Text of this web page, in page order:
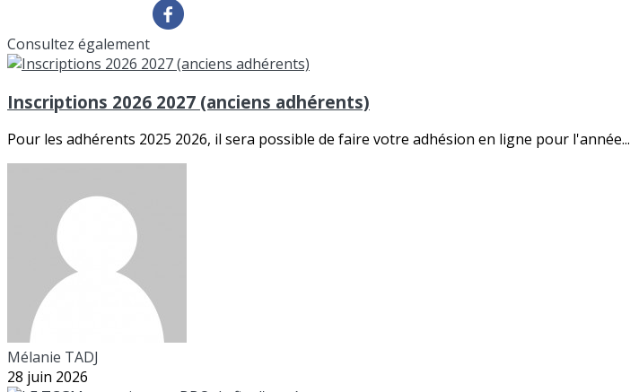
Consultez également
Inscriptions 2026 2027 (anciens adhérents)
Pour les adhérents 2025 2026, il sera possible de faire votre adhésion en ligne pour l'année...
Mélanie TADJ
28 juin 2026